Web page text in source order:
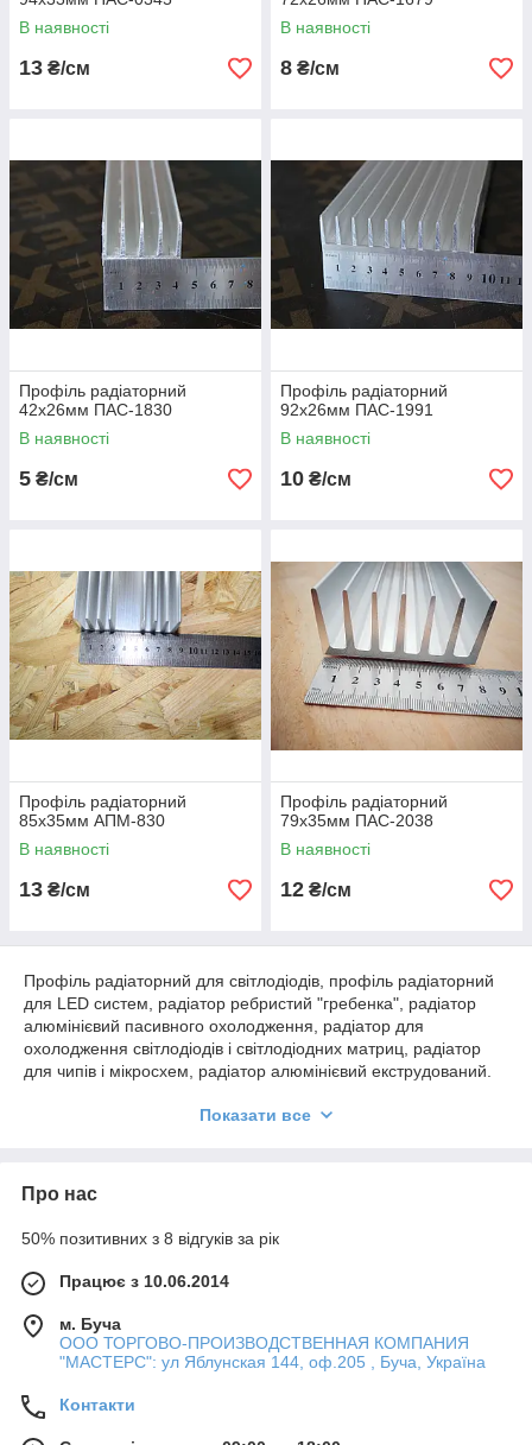
В наявності
13 ₴/см
В наявності
8 ₴/см
Профіль радіаторний
42х26мм ПАС-1830
В наявності
5 ₴/см
Профіль радіаторний
92х26мм ПАС-1991
В наявності
10 ₴/см
Профіль радіаторний
85х35мм АПМ-830
В наявності
13 ₴/см
Профіль радіаторний
79х35мм ПАС-2038
В наявності
12 ₴/см
Профіль радіаторний для світлодіодів, профіль радіаторний
для LED систем, радіатор ребристий "гребенка", радіатор
алюмінієвий пасивного охолодження, радіатор для
охолодження світлодіодів і світлодіодних матриц, радіатор
для чипів і мікросхем, радіатор алюмінієвий екструдований.
Звертаємо Вашу увагу підтримка даного сайту зараз не
elektro/profil-radiator/
Показати все
Про нас
50% позитивних з 8 відгуків за рік
Працює з 10.06.2014
м. Буча
ООО ТОРГОВО-ПРОИЗВОДСТВЕННАЯ КОМПАНИЯ
"МАСТЕРС": ул Яблунская 144, оф.205 , Буча, Україна
Контакти